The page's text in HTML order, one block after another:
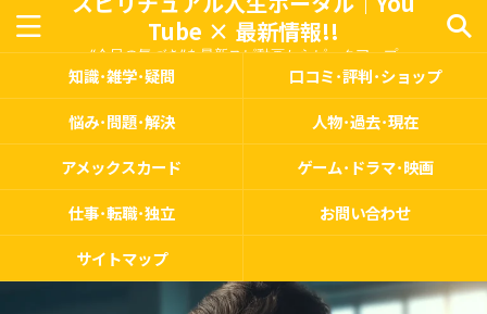
Tube × 最新情報!!
“今日の気づき”を最新スピ動画からピックアップ
知識･雑学･疑問
口コミ･評判･ショップ
悩み･問題･解決
人物･過去･現在
アメックスカード
ゲーム･ドラマ･映画
仕事･転職･独立
お問い合わせ
サイトマップ